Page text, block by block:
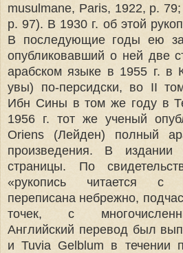
musulmane, Paris, 1922, p.
p. 97). В 1930 г. об этой
В последующие годы ею
опубликовавший о ней две
арабском языке в 1955 г. в
увы) по-персидски, во II
Ибн Сины в том же году в
1956 г. тот же ученый
Oriens (Лейден) полный
произведения. В
страницы. По
«рукопись читается с
переписана небрежно,
точек, с
Английский перевод был
и Tuvia Gelblum в течении